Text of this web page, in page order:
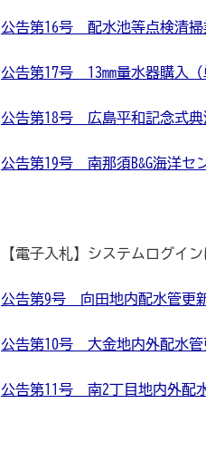
公告第16号 配水池等点検清掃
公告第17号 13mm量水器購入
公告第18号 広島平和記念式典
公告第19号 南那須B&G海洋セ
【電子入札】システムログイン
公告第9号 向田地内配水管更
公告第10号 大金地内外配水管
公告第11号 南2丁目地内外配